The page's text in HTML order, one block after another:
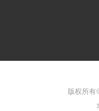
版权所有